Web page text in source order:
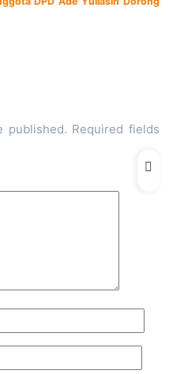
published. Required fields